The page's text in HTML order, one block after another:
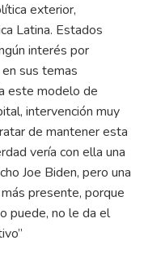
exterior,
Latina. Estados
interés por
sus temas
este modelo de
intervención muy
de mantener esta
vería con ella una
Joe Biden, pero una
presente, porque
puede, no le da el